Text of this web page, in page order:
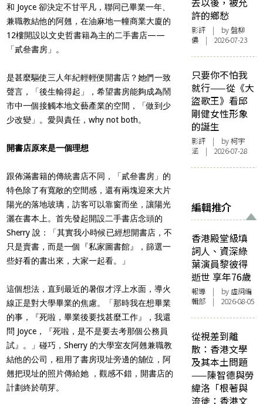
和 Joyce 卻決定不甘平凡，聯同已畢業一年、
兼職教結他的阿翹，在油麻地一幢商業大廈的
12樓開設以文史哲書籍為主的二手書店——
「貳叄書房」。
是甚麼驅使三人年紀輕輕便開書店？她們一致
聲言，「後生輸得起」，希望書房能夠成為鬧
市中一個接觸本地文藝產業的空間，「做到少
少改變」。愛與責任，why not both。
開書店原來是一個理想
跟佈滿書籍的傳統書店不同，「貳叄書房」的
特色除了有寬敞的空間感，還有兩塊迎來大片
陽光的落地玻璃，訪客可以靠窗而坐，讓陽光
灑在書本上。首先發起開設二手書店念頭的
Sherry 說：「其實我小時候已經想開書店，不
只是賣書，而是一個『私家圖書館』，篩選一
些好看的書出來，大家一起看。」
這個想法，直到最近的暑假才浮上水面，導火
線正是對大學畢業的焦慮。「那時我在想畢業
的事，『死啦，畢業後要找甚麼工作』，我還
問 Joyce，『死啦，是不是要去考那個公務員
試』。」碰巧，Sherry 的大學室友阿翹兼職教
結他的公司，租用了書房現址旁邊的舖位，阿
翹把現址的照片傳給她 ，觀感不錯，開書店的
計劃終於萌芽。
去以後，被允
許的鄉愁
影評 | by 盤柳
儂 | 2026-07-23
只要你不怕我
就行——從《大
盜歌王》看邱
剛健女性形象
的誕生
影評 | by 柯宇
涵 | 2026-07-28
編輯推介
香港殿堂級填
詞人、資深綠
葉演員黎彼得
逝世 享年76歲
報導 | by 虛詞編
輯部 | 2026-08-05
從視差到離
散：香港文學
及其本土問題
——陳智德與勞
緯洛「根著與
流徙：香港文